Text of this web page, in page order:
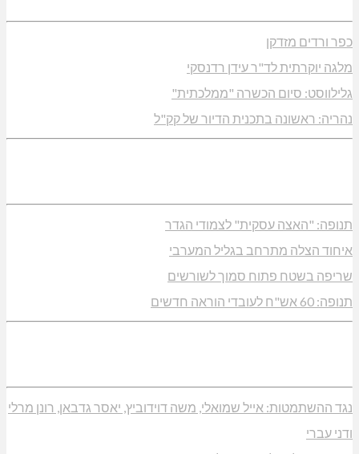
כפר ורדים מזדקן
מלגה יוקרתית לד"ר עידן רדנסקי
גלילווסט: סיום הכשרה "ממלכתית"
נהריה: ראשונה בתכנית הדיור של קק"ל
תנופה: "האצה עסקית" לצמודי הגדר
איחוד הצלה מתרחב בגליל המערבי
שריפה בשטח פתוח סמוך לשורשים
תנופה: 60 אש"ח לעובדי הוראה חדשים
נגד ההשתמטות: אייל שמואלי, משה דוידוביץ, יאסר גדבאן, רונן מרלי
ודני עברי